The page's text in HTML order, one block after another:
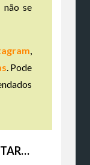
não se
. Pode